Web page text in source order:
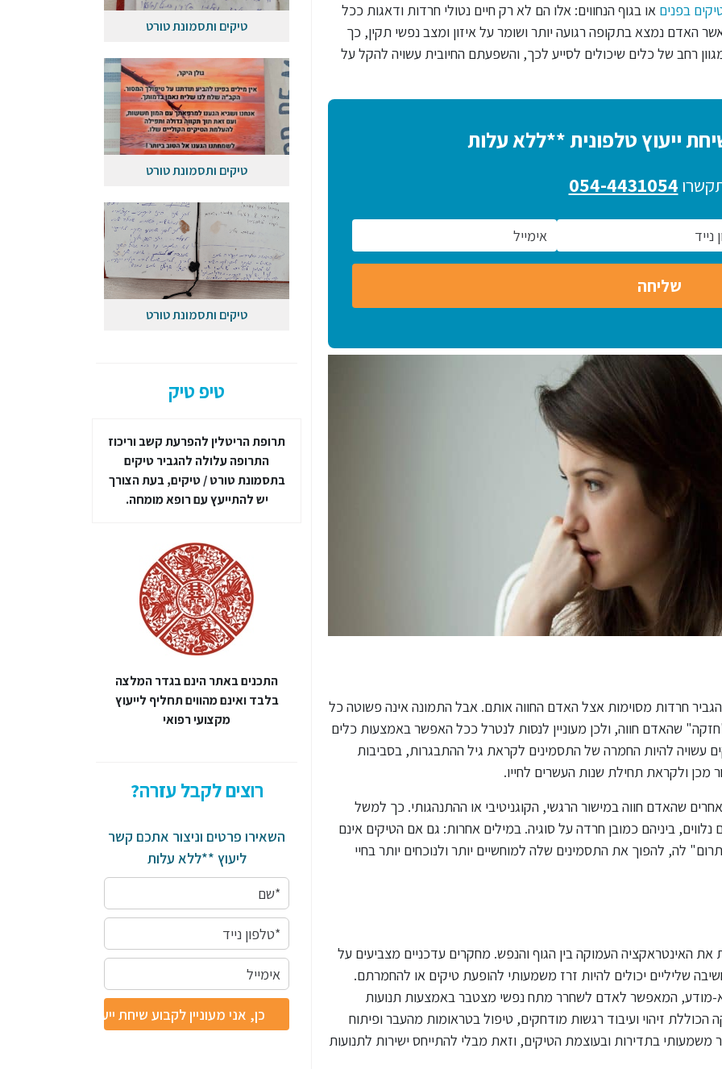
בפנים או בגוף הנחווים: אלו הם לא רק חיים נטולי חרדות ודאגות ככל
האדם נמצא בתקופה רגועה יותר ושומר על איזון ומצב נפשי תקין, כך
רחב של כלים שיכולים לסייע לכך, והשפעתם החיובית עשויה להקל על
ייעוץ טלפונית **ללא עלות
054-4431054
חרדות מסוימות אצל האדם החווה אותם. אבל התמונה אינה פשוטה כל
שהאדם חווה, ולכן מעוניין לנסות לנטרל ככל האפשר באמצעות כלים
עשויה להיות החמרה של התסמינים לקראת גיל ההתבגרות, בסביבות
שהאדם חווה במישור הרגשי, הקוגניטיבי או ההתנהגותי. כך למשל
ביניהם כמובן חרדה על סוגיה. במילים אחרות: גם אם הטיקים אינם
לה, להפוך את התסמינים שלה למוחשיים יותר ולנוכחים יותר בחיי
האינטראקציה העמוקה בין הגוף והנפש. מחקרים עדכניים מצביעים על
שליליים יכולים להיות זרז משמעותי להופעת טיקים או להחמרתם.
מודע, המאפשר לאדם לשחרר מתח נפשי מצטבר באמצעות תנועות
הכוללת זיהוי ועיבוד רגשות מודחקים, טיפול בטראומות מהעבר ופיתוח
משמעותי בתדירות ובעוצמת הטיקים, וזאת מבלי להתייחס ישירות לתנועות
טיקים ותסמונת טורט
טיקים ותסמונת טורט
טיקים ותסמונת טורט
טיפ טיק
בין התאריכים 16/6/26 - 20/6/26
אני אשהה בחו"ל עקב השתתפות
בכנס טיקים ותסמונת טורט
הבינלאומי. אני זמין למטופליי וניתן
ליצור קשר בהודעה דרך האתר
תרופת הריטלין להפרעת קשב וריכוז
התרופה עלולה להגביר טיקים
בתסמונת טורט / טיקים, בעת הצורך
יש להתייעץ עם רופא מומחה.
התכנים באתר הינם בגדר המלצה
בלבד ואינם מהווים תחליף לייעוץ
מקצועי רפואי
רוצים לקבל עזרה?
השאירו פרטים וניצור אתכם קשר
ליעוץ **ללא עלות